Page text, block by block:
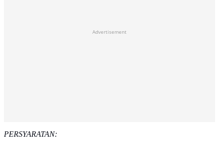
Advertisement
PERSYARATAN: